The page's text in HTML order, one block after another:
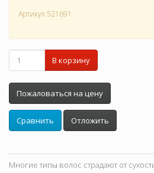
Артикул 521691
В корзину
Пожаловаться на цену
Сравнить Отложить
Многие типы волос страдают от